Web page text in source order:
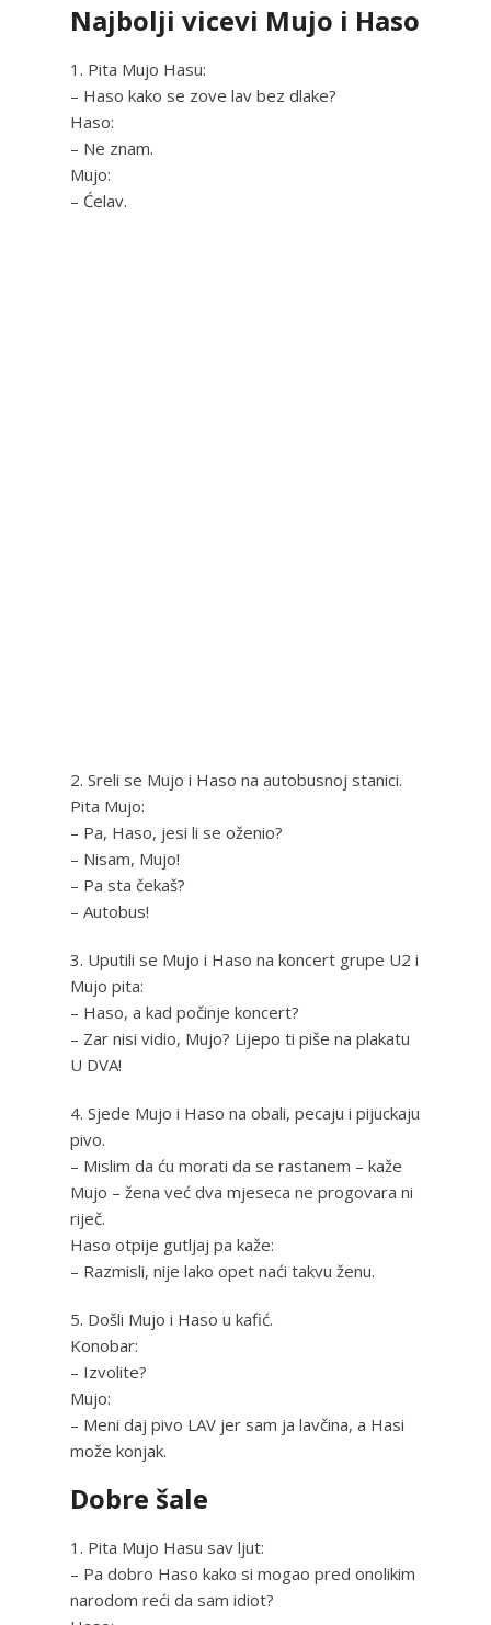
Najbolji vicevi Mujo i Haso
1. Pita Mujo Hasu:
– Haso kako se zove lav bez dlake?
Haso:
– Ne znam.
Mujo:
– Ćelav.
2. Sreli se Mujo i Haso na autobusnoj stanici.
Pita Mujo:
– Pa, Haso, jesi li se oženio?
– Nisam, Mujo!
– Pa sta čekaš?
– Autobus!
3. Uputili se Mujo i Haso na koncert grupe U2 i
Mujo pita:
– Haso, a kad počinje koncert?
– Zar nisi vidio, Mujo? Lijepo ti piše na plakatu
U DVA!
4. Sjede Mujo i Haso na obali, pecaju i pijuckaju
pivo.
– Mislim da ću morati da se rastanem – kaže
Mujo – žena već dva mjeseca ne progovara ni
riječ.
Haso otpije gutljaj pa kaže:
– Razmisli, nije lako opet naći takvu ženu.
5. Došli Mujo i Haso u kafić.
Konobar:
– Izvolite?
Mujo:
– Meni daj pivo LAV jer sam ja lavčina, a Hasi
može konjak.
Dobre šale
1. Pita Mujo Hasu sav ljut:
– Pa dobro Haso kako si mogao pred onolikim
narodom reći da sam idiot?